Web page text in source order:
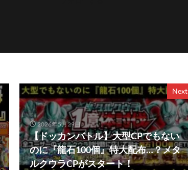
Next
2026年5月29日
【ドッカンバトル】大型CPでもない
のに『龍石100個』特大配布…？メタ
ルクウラCPがスタート！